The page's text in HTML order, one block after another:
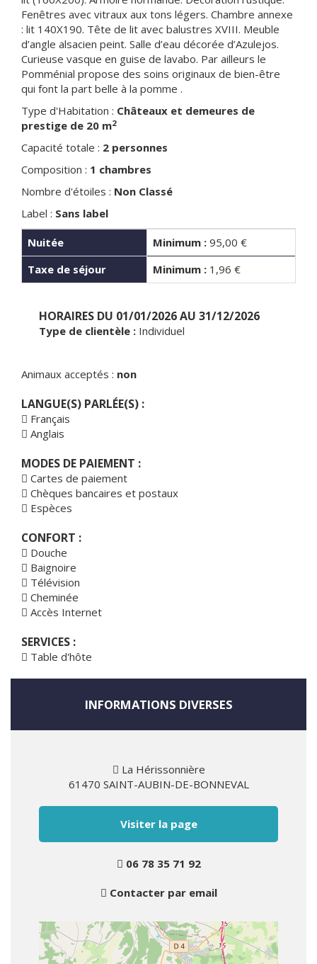
Fenêtres avec vitraux aux tons légers. Chambre annexe
: lit 140X190. Tête de lit avec balustres XVIII. Meuble
d’angle alsacien peint. Salle d’eau décorée d’Azulejos.
Curieuse vasque en guise de lavabo. Par ailleurs le
Pomménial propose des soins originaux de bien-être
qui font la part belle à la pomme .
Type d'Habitation : Châteaux et demeures de
prestige de 20 m2
Capacité totale : 2 personnes
Composition : 1 chambres
Nombre d'étoiles : Non Classé
Label : Sans label
Nuitée Minimum : 95,00 €
Taxe de séjour
Minimum : 1,96 €
HORAIRES DU 01/01/2026 AU 31/12/2026
Type de clientèle : Individuel
Animaux acceptés : non
LANGUE(S) PARLÉE(S) :
Français
Anglais
MODES DE PAIEMENT :
Cartes de paiement
Chèques bancaires et postaux
Espèces
CONFORT :
Douche
Baignoire
Télévision
Cheminée
Accès Internet
SERVICES :
Table d'hôte
INFORMATIONS DIVERSES
La Hérissonnière
61470 SAINT-AUBIN-DE-BONNEVAL
Visiter la page
06 78 35 71 92
Contacter par email